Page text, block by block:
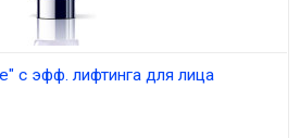
с эфф. лифтинга для лица